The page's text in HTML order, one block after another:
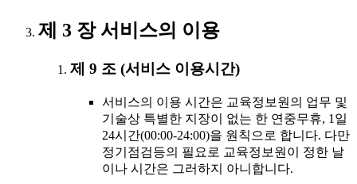
제 3 장 서비스의 이용
제 9 조 (서비스 이용시간)
서비스의 이용 시간은 교육정보원의 업무 및
기술상 특별한 지장이 없는 한 연중무휴, 1일
24시간(00:00-24:00)을 원칙으로 합니다. 다만
정기점검등의 필요로 교육정보원이 정한 날
이나 시간은 그러하지 아니합니다.